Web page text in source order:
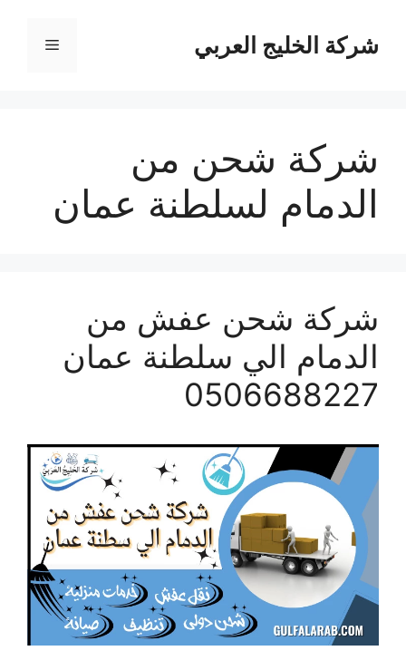
المحتوىشركة الخليج العربي القائمة
شركة شحن من
الدمام لسلطنة عمان
شركة شحن عفش من
الدمام الي سلطنة عمان
0506688227